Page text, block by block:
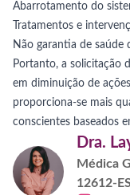
Abarrotamento do
Tratamentos e
Não garantia de saúde
Portanto, a solicitação
em diminuição de
proporciona-se mais
conscientes baseados
Dra.
Médica
12612-ES